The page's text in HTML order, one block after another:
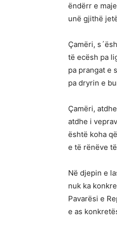
ëndërr e
unë gjithë
Çamëri,
të ecësh pa
pa prangat e
pa dryrin e
Çamëri,
atdhe i
është koha
e të rënëve
Në djepin e
nuk ka
Pavarësi e
e as